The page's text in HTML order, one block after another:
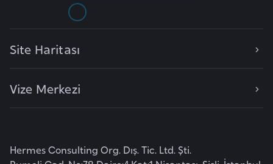
Site Haritası
Vize Merkezi
Hermes Consulting Org. Dış. Tic. Ltd. Şti.
n
u